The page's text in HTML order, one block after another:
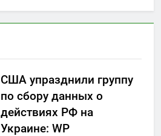
США упразднили группу
по сбору данных о
действиях РФ на
Украине: WP